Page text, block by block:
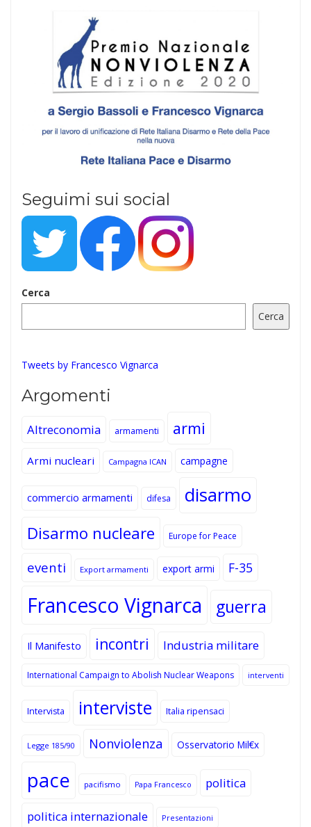
Seguimi sui social
Cerca
Cerca
Tweets by Francesco Vignarca
Argomenti
Altreconomia armamenti armi
Armi nucleari Campagna ICAN campagne
commercio armamenti difesa disarmo
Disarmo nucleare Europe for Peace
eventi Export armamenti export armi F-35
Francesco Vignarca guerra
Il Manifesto incontri Industria militare
International Campaign to Abolish Nuclear Weapons interventi
Intervista interviste Italia ripensaci
Legge 185/90 Nonviolenza Osservatorio Mil€x
pace pacifismo Papa Francesco politica
politica internazionale Presentazioni